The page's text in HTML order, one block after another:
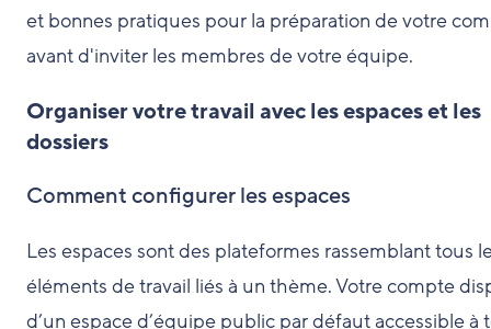
et bonnes pratiques pour la préparation de votre
avant d'inviter les membres de votre équipe.
Organiser votre travail avec les espaces et les
dossiers
Comment configurer les espaces
Les espaces sont des plateformes rassemblant tous
éléments de travail liés à un thème. Votre compte
d’un espace d’équipe public par défaut accessible à